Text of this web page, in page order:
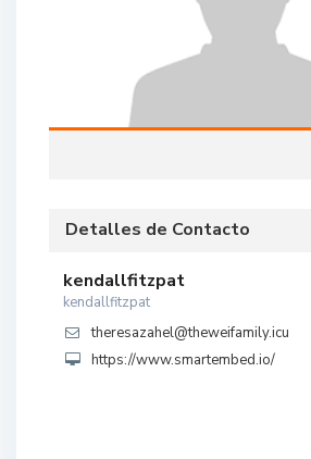
Detalles de Contacto
kendallfitzpat
kendallfitzpat
theresazahel@theweifamily.icu
https://www.smartembed.io/